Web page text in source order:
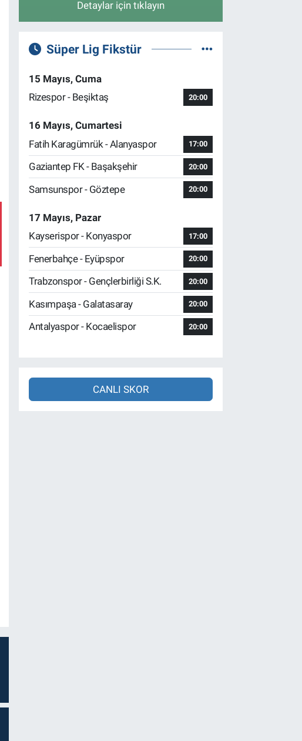
Detaylar için tıklayın
Süper Lig Fikstür
15 Mayıs, Cuma
Rizespor - Beşiktaş
20:00
16 Mayıs, Cumartesi
Fatih Karagümrük - Alanyaspor
17:00
Gaziantep FK - Başakşehir 20:00
Samsunspor - Göztepe 20:00
17 Mayıs, Pazar
Kayserispor - Konyaspor
17:00
Fenerbahçe - Eyüpspor 20:00
Trabzonspor - Gençlerbirliği S.K. 20:00
Kasımpaşa - Galatasaray 20:00
Antalyaspor - Kocaelispor 20:00
CANLI SKOR